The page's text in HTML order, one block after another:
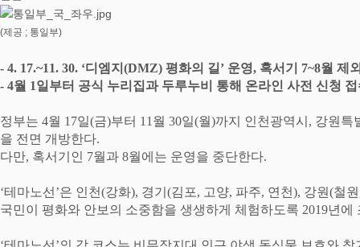
(제공 ; 통일부)
- 4. 17.~11. 30. ‘디엠지 (DMZ) 평화의 길 ’ 운영, 혹서기 7~8월 제
- 4월 1일부터 공식 누리집과 두루누비 통해 온라인 사전 신청 접
정부는 4월 17일(금)부터 11 월 30일(월)까지 인천광역시 , 강원특
을 전면 개방한다.
다만, 혹서기인 7월과 8월에는 운영을 중단한다.
‘테마노선 ’은 인천(강화), 경기 (김포, 고양, 파주, 연천), 강원(철원
국민이 평화와 안보의 소중함을 생생하게 체험하도록 2019년에